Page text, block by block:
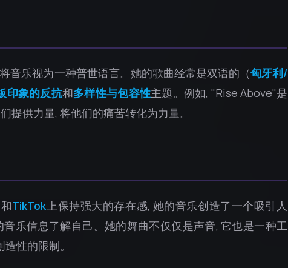
音乐视为一种普世语言。她的歌曲经常是双语的（匈牙利/
印象的反抗和多样性与包容性主题。例如, "Rise Above"是
提供力量, 将他们的痛苦转化为力量。
TikTok上保持强大的存在感, 她的音乐创造了一个吸引人
乐信息了解自己。她的舞曲不仅仅是声音, 它也是一种工
性的限制。